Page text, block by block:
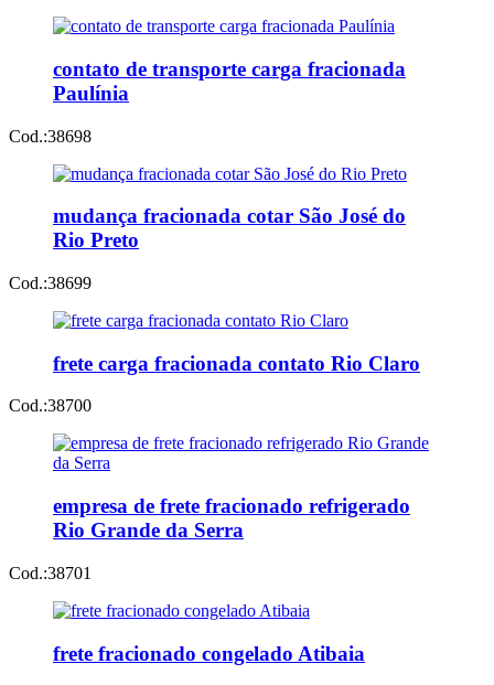
contato de transporte carga fracionada
Paulínia
Cod.:38698
mudança fracionada cotar São José do
Rio Preto
Cod.:38699
frete carga fracionada contato Rio Claro
Cod.:38700
empresa de frete fracionado refrigerado
Rio Grande da Serra
Cod.:38701
frete fracionado congelado Atibaia